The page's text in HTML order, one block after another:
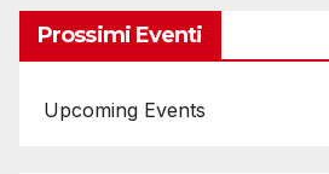
Prossimi Eventi
Upcoming Events